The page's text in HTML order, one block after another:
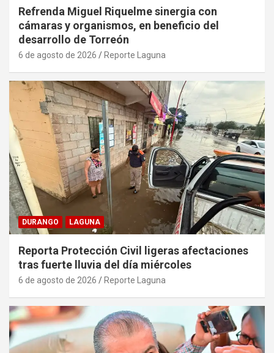
Refrenda Miguel Riquelme sinergia con
cámaras y organismos, en beneficio del
desarrollo de Torreón
6 de agosto de 2026 Reporte Laguna
DURANGO LAGUNA
Reporta Protección Civil ligeras afectaciones
tras fuerte lluvia del día miércoles
6 de agosto de 2026 Reporte Laguna